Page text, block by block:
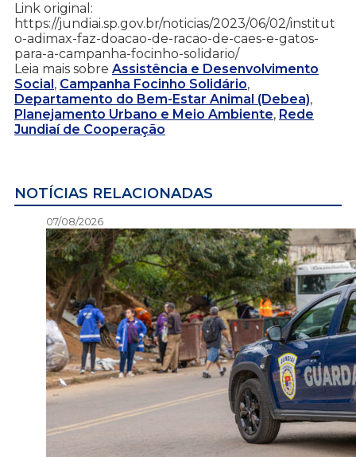
Link original:
https://jundiai.sp.gov.br/noticias/2023/06/02/institut
o-adimax-faz-doacao-de-racao-de-caes-e-gatos-
para-a-campanha-focinho-solidario/
Leia mais sobre Assistência e Desenvolvimento
Social, Campanha Focinho Solidário,
Departamento do Bem-Estar Animal (Debea),
Planejamento Urbano e Meio Ambiente, Rede
Jundiaí de Cooperação
NOTÍCIAS RELACIONADAS
07/08/2026